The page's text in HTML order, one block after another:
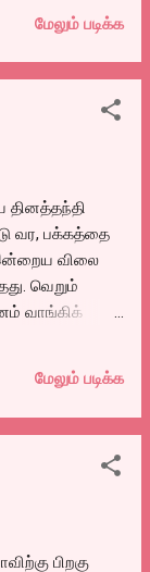
பட்டு அடடா
இங்க
போனார்.
மேலும் படிக்க
வர, பக்கத்தை
இன்றைய விலை
வெறும்
வாங்கிக்
விட்டது. யார்
வாடிக்கையாளர்
மேலும் படிக்க
பிறகு